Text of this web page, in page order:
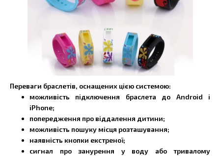
Переваги браслетів, оснащених цією системою:
можливість підключення браслета до Android і
iPhone;
попередження про віддалення дитини;
можливість пошуку місця розташування;
наявність кнопки екстреної;
сигнал про занурення у воду або тривалому